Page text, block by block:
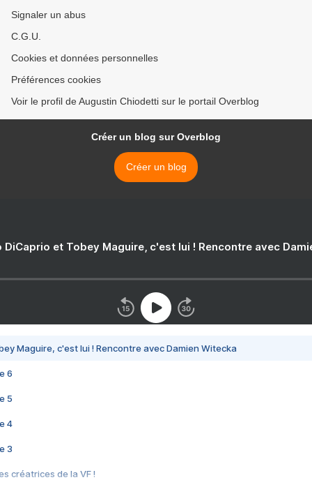
Signaler un abus
C.G.U.
Cookies et données personnelles
Préférences cookies
Voir le profil de Augustin Chiodetti sur le portail Overblog
Créer un blog sur Overblog
Créer un blog
DiCaprio et Tobey Maguire, c'est lui ! Rencontre avec
Maguire, c'est lui ! Rencontre avec Damien Witecka
6
5
4
3
créatrices de la VF !